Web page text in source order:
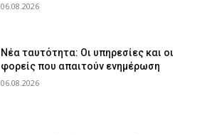
06.08.2026
Νέα ταυτότητα: Οι υπηρεσίες και οι
φορείς που απαιτούν ενημέρωση
06.08.2026